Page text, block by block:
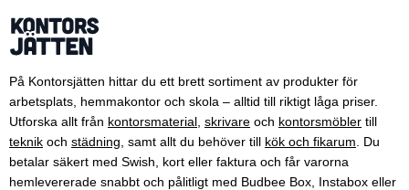
På Kontorsjätten hittar du ett brett sortiment av produkter för
arbetsplats, hemmakontor och skola – alltid till riktigt låga priser.
Utforska allt från kontorsmaterial skrivare och kontorsmöbler till
teknik och städning , samt allt du behöver till kök och fikarum . Du
betalar säkert med Swish, kort eller faktura och får varorna
hemlevererade snabbt och pålitligt med Budbee Box, Instabox eller